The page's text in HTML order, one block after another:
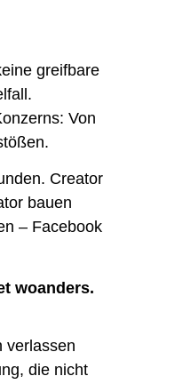
greifbare
Von
Creator
bauen
– Facebook
woanders.
verlassen
die nicht